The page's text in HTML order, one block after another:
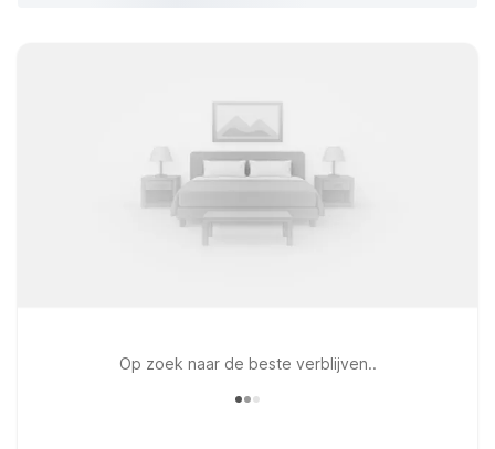
Op zoek naar de beste verblijven..